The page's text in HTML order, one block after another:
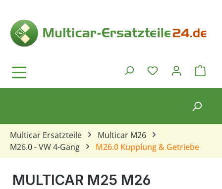
Du hast 0
Multicar Ersatzteile
Multicar M26
M26.0 - VW 4-Gang
M26.0 Kupplung & Getriebe
MULTICAR M25 M26